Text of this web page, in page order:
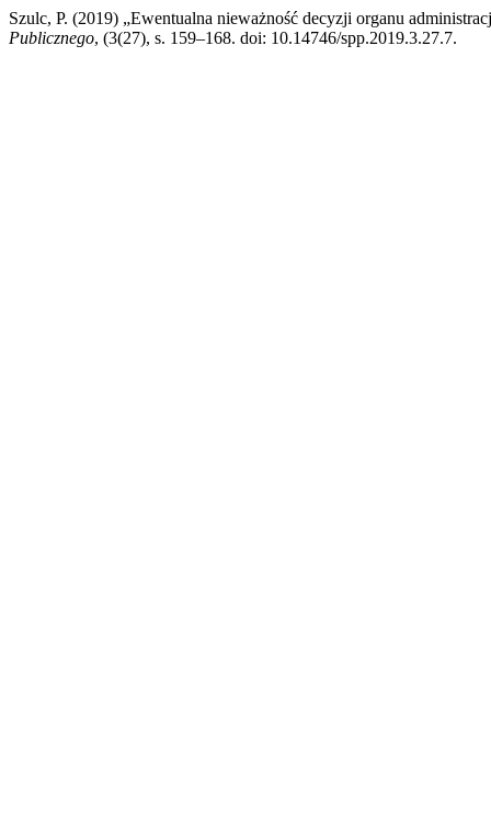
Szulc, P. (2019) „Ewentualna nieważność decyzji organu
Publicznego, (3(27), s. 159–168. doi: 10.14746/spp.2019.3.27.7.